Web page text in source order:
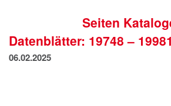
DATENSCHUTZSeiten
Datenblätter: 19748 – 19981
06.02.2025